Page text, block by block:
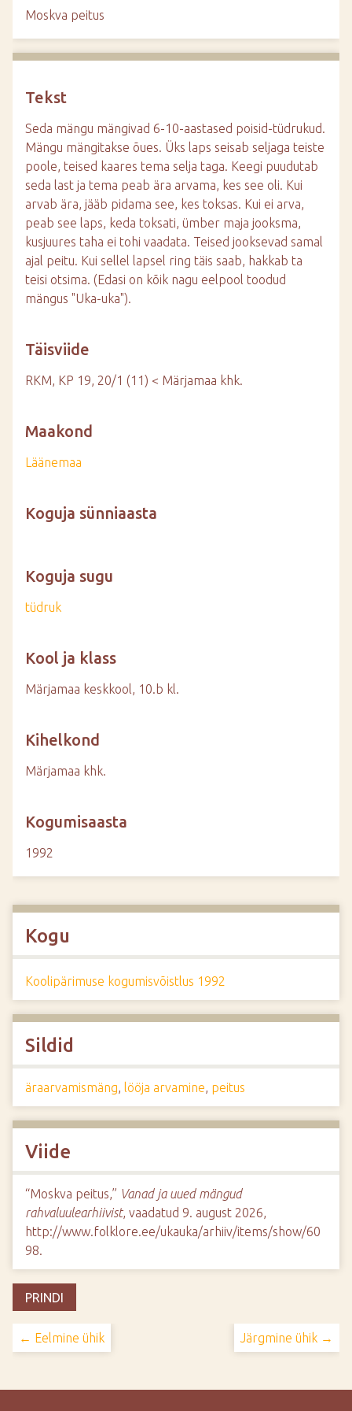
Moskva peitus
Tekst
Seda mängu mängivad 6-10-aastased poisid-tüdrukud.
Mängu mängitakse õues. Üks laps seisab seljaga teiste
poole, teised kaares tema selja taga. Keegi puudutab
seda last ja tema peab ära arvama, kes see oli. Kui
arvab ära, jääb pidama see, kes toksas. Kui ei arva,
peab see laps, keda toksati, ümber maja jooksma,
kusjuures taha ei tohi vaadata. Teised jooksevad samal
ajal peitu. Kui sellel lapsel ring täis saab, hakkab ta
teisi otsima. (Edasi on kõik nagu eelpool toodud
mängus "Uka-uka").
Täisviide
RKM, KP 19, 20/1 (11) < Märjamaa khk.
Maakond
Läänemaa
Koguja sünniaasta
Koguja sugu
tüdruk
Kool ja klass
Märjamaa keskkool, 10.b kl.
Kihelkond
Märjamaa khk.
Kogumisaasta
1992
Kogu
Koolipärimuse kogumisvõistlus 1992
Sildid
äraarvamismäng, lööja arvamine, peitus
Viide
“Moskva peitus,” Vanad ja uued mängud
rahvaluulearhiivist, vaadatud 9. august 2026,
http://www.folklore.ee/ukauka/arhiiv/items/show/60
98.
PRINDI
← Eelmine ühik Järgmine ühik →